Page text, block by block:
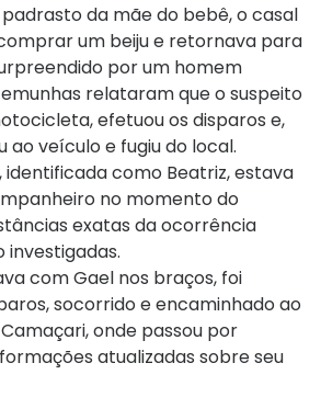
da mãe do bebê, o casal
um beiju e retornava para
por um homem
relataram que o suspeito
efetuou os disparos e,
ao veículo e fugiu do local.
identificada como Beatriz, estava
no momento do
exatas da ocorrência
investigadas.
com Gael nos braços, foi
socorrido e encaminhado ao
onde passou por
atualizadas sobre seu